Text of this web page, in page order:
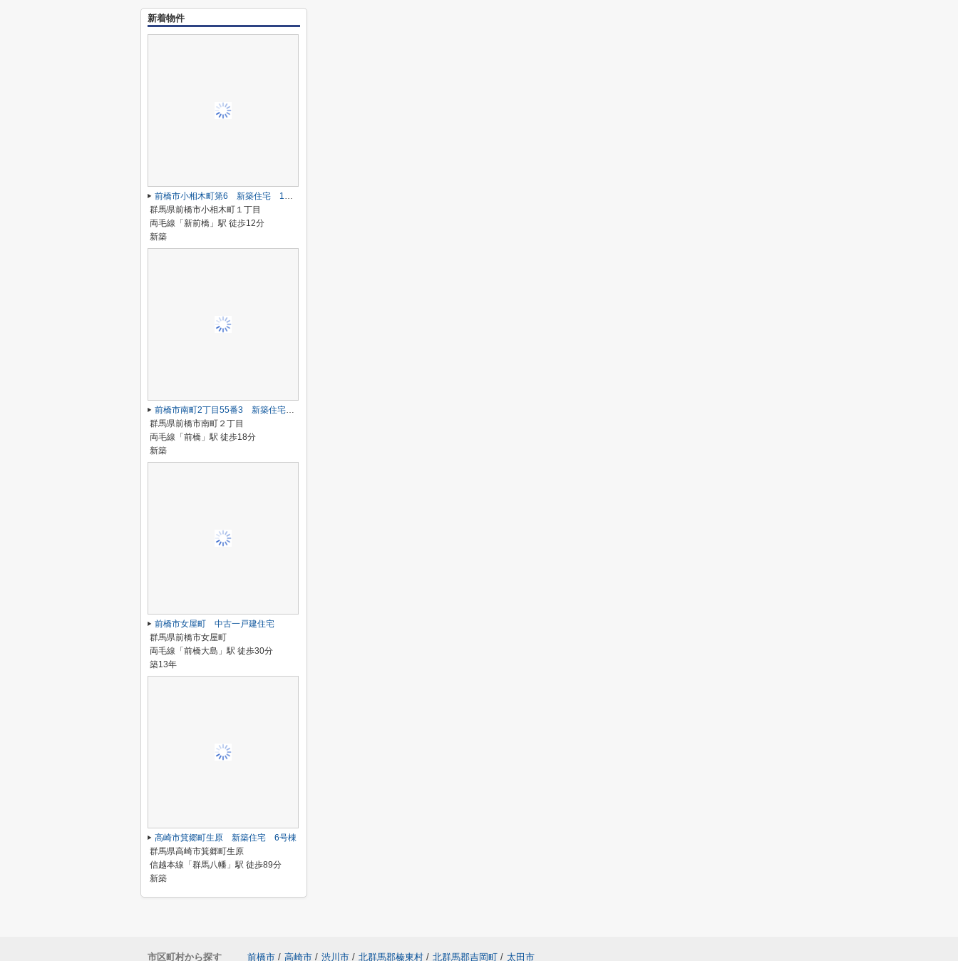
新着物件
前橋市小相木町第6 新築住宅 1号棟
群馬県前橋市小相木町１丁目
両毛線「新前橋」駅 徒歩12分
新築
前橋市南町2丁目55番3 新築住宅 A号棟
群馬県前橋市南町２丁目
両毛線「前橋」駅 徒歩18分
新築
前橋市女屋町 中古一戸建住宅
群馬県前橋市女屋町
両毛線「前橋大島」駅 徒歩30分
築13年
高崎市箕郷町生原 新築住宅 6号棟
群馬県高崎市箕郷町生原
信越本線「群馬八幡」駅 徒歩89分
新築
市区町村から探す 前橋市 / 高崎市 / 渋川市 / 北群馬郡榛東村 / 北群馬郡吉岡町 / 太田市